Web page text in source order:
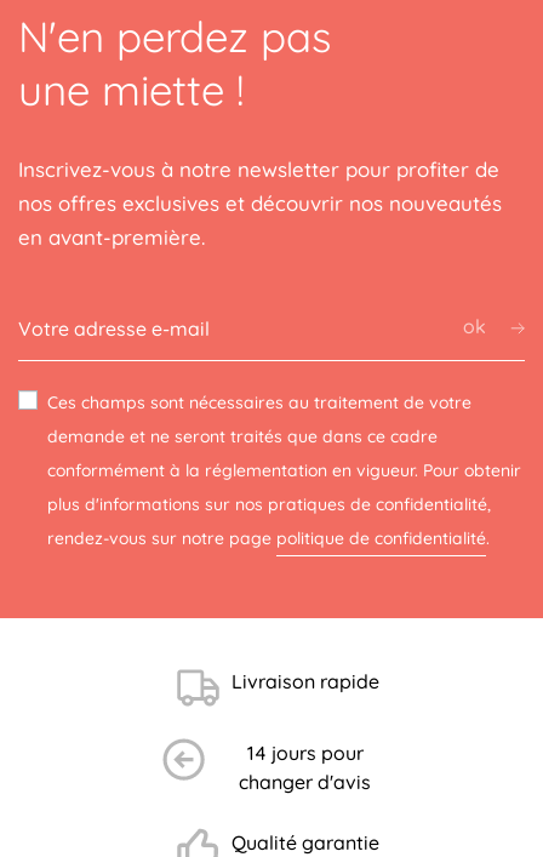
(1 avis)
N'en perdez pas
une miette !
Inscrivez-vous à notre newsletter pour profiter de
nos offres exclusives et découvrir nos nouveautés
en avant-première.
ok
Ces champs sont nécessaires au traitement de votre
demande et ne seront traités que dans ce cadre
conformément à la réglementation en vigueur. Pour obtenir
plus d'informations sur nos pratiques de confidentialité,
rendez-vous sur notre page politique de confidentialité.
Livraison rapide
14 jours pour
changer d'avis
Qualité garantie